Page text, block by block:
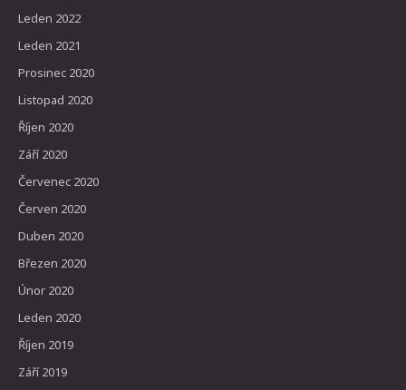
Leden 2022
Leden 2021
Prosinec 2020
Listopad 2020
Říjen 2020
Září 2020
Červenec 2020
Červen 2020
Duben 2020
Březen 2020
Únor 2020
Leden 2020
Říjen 2019
Září 2019